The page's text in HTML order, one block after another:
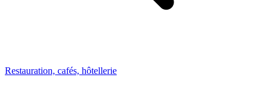
Restauration, cafés, hôtellerie